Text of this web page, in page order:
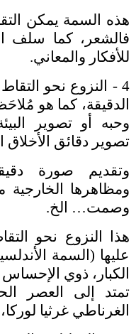
هذه السمة يمكن
فالشعر، كما سلف
للأفكار والمعاني.
4 - النزوع نحو
الدقيقة، كما هو
وحبه أو تصوير
تصوير دقائق الأخلاق
وتقديم صورة
ومظاهرها
وصمت… الخ.
هذا النزوع نحو
عليها (السمة
الكبار، ذوي
تمتد إلى العصر
الغرناطي غرثيا